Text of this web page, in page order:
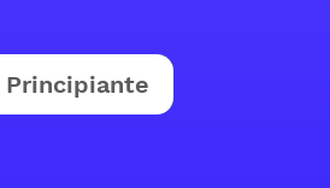
Principiante